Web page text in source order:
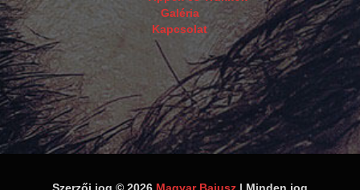
Galéria
Kapcsolat